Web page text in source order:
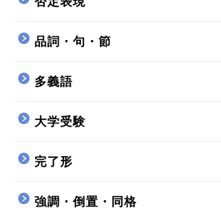
品詞・句・節
多義語
大学受験
完了形
強調・倒置・同格